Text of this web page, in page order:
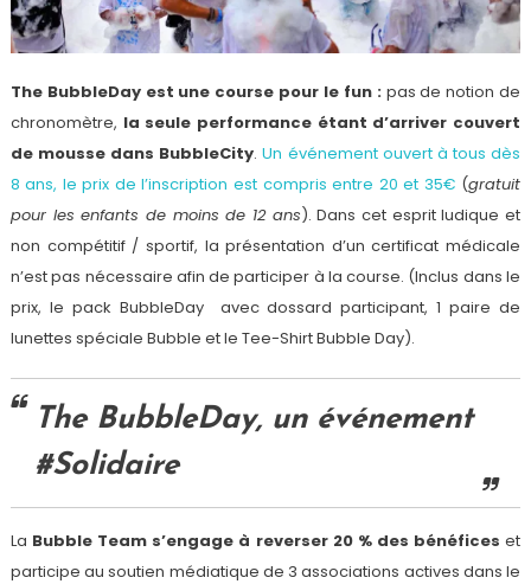
The BubbleDay est une course pour le fun :pas de notion de
chronomètre, la seule performance étant d’arriver couvert
de mousse dans BubbleCity.Un événement ouvert à tous dès
8 ans, le prix de l’inscription est compris entre 20 et 35€ (gratuit
pour les enfants de moins de 12 ans). Dans cet esprit ludique et
non compétitif / sportif, la présentation d’un certificat médicale
n’est pas nécessaire afin de participer à la course. (Inclus dans le
prix, le pack BubbleDay avec dossard participant, 1 paire de
lunettes spéciale Bubble et le Tee-Shirt Bubble Day).
The BubbleDay, un événement
#Solidaire
La Bubble Team s’engage à reverser 20 % des bénéfices et
participe au soutien médiatique de 3 associations actives dans le